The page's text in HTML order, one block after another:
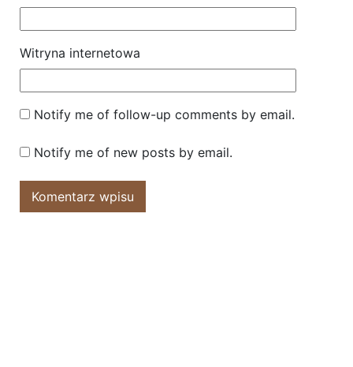
Witryna internetowa
Notify me of follow-up comments by email.
Notify me of new posts by email.